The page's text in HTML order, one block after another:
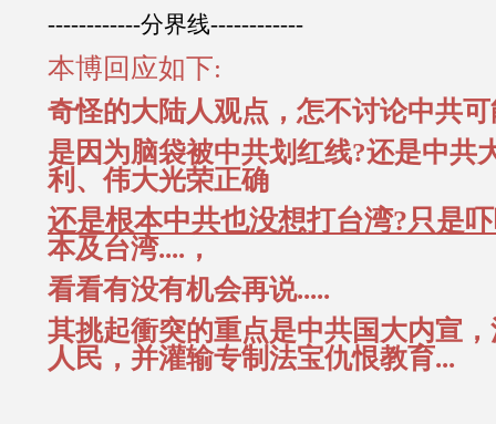
------------分界线------------
本博回应如下:
奇怪的大陆人观点，怎不讨论中共
是因为脑袋被中共划红线?还是中共
利、伟大光荣正确
还是根本中共也没想打台湾?只是
本及台湾....，
看看有没有机会再说.....
其挑起衝突的重点是中共国大内宣
人民，并灌输专制法宝仇恨教育...